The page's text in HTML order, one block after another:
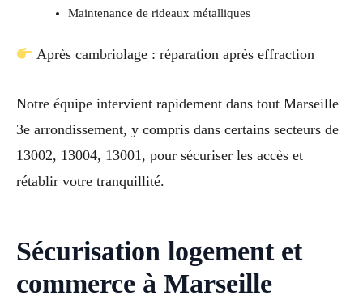
Maintenance de rideaux métalliques
Après cambriolage : réparation après effraction
Notre équipe intervient rapidement dans tout Marseille
3e arrondissement, y compris dans certains secteurs de
13002, 13004, 13001, pour sécuriser les accès et
rétablir votre tranquillité.
Sécurisation logement et
commerce à Marseille